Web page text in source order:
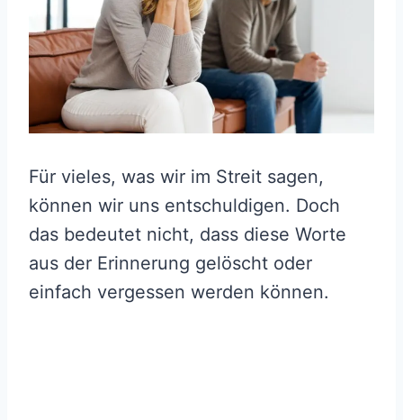
Für vieles, was wir im Streit sagen,
können wir uns entschuldigen. Doch
das bedeutet nicht, dass diese Worte
aus der Erinnerung gelöscht oder
einfach vergessen werden können.